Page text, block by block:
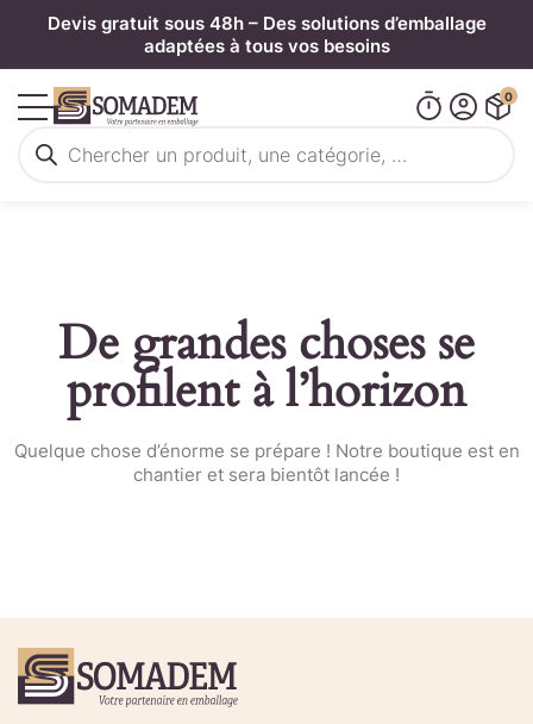
Devis gratuit sous 48h – Des solutions d’emballage
adaptées à tous vos besoins
de
0
De grandes choses se
profilent à l’horizon
Quelque chose d’énorme se prépare ! Notre boutique est en
chantier et sera bientôt lancée !
commande rapide
Panneau de gestion des cookies